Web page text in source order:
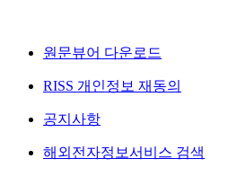
원문뷰어 다운로드
RISS 개인정보 재동의
공지사항
해외전자정보서비스 검색